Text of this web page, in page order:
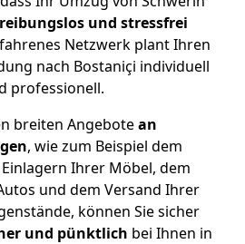
reibungslos und stressfrei
Netzwerk plant Ihren
nach Bostaniçi individuell
professionell.
breiten Angebotean
, wie zum Beispiel dem
Ihrer Möbel, dem
und dem Versand Ihrer
können Sie sicher
und pünktlich bei Ihnen in